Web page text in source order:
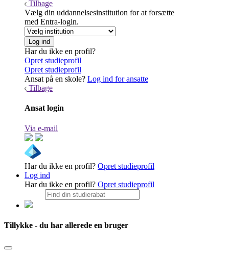
Tilbage
Vælg din uddannelsesinstitution for at forsætte
med Entra-login.
Har du ikke en profil?
Opret studieprofil
Opret studieprofil
Ansat på en skole? Log ind for ansatte
Tilbage
Ansat login
Via e-mail
Har du ikke en profil? Opret studieprofil
Log ind
Har du ikke en profil? Opret studieprofil
Tillykke - du har allerede en bruger